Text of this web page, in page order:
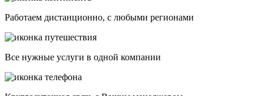
Работаем дистанционно, с любыми регионами
Все нужные услуги в одной компании